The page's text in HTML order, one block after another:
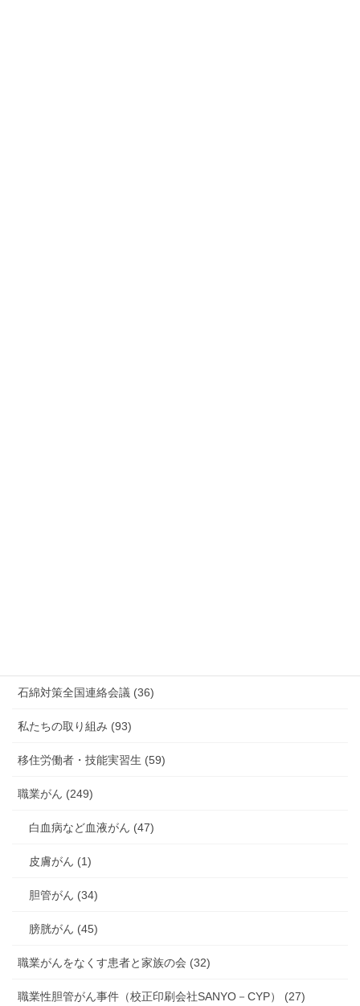
石綿対策全国連絡会議 (36)
私たちの取り組み (93)
移住労働者・技能実習生 (59)
職業がん (249)
白血病など血液がん (47)
皮膚がん (1)
胆管がん (34)
膀胱がん (45)
職業がんをなくす患者と家族の会 (32)
職業性胆管がん事件（校正印刷会社SANYO－CYP） (27)